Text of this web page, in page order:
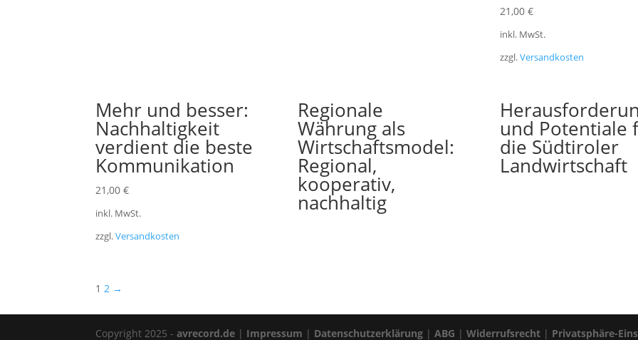
21,00 €
inkl. MwSt.
zzgl.Versandkosten
Mehr und besser:
Nachhaltigkeit
verdient die beste
Kommunikation
21,00€
inkl. MwSt.
zzgl.Versandkosten
Regionale
Währung als
Wirtschaftsmodel:
Regional,
kooperativ,
nachhaltig
und Potentiale
die Südtiroler
Landwirtschaft
1 2 →
Copyright 2025 -avrecord.de | Impressum | Datenschutzerklärung |ABG |Widerrufsrecht | Privatsphäre-